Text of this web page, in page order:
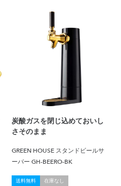
炭酸ガスを閉じ込めておいし
さそのまま
GREEN HOUSE スタンドビールサ
ーバー GH-BEERO-BK
送料無料 在庫なし